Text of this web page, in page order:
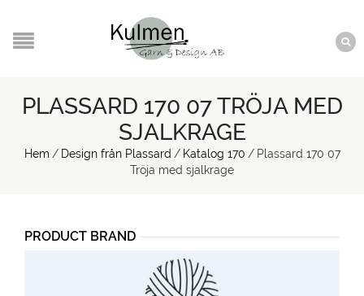
PLASSARD 170 07 TRÖJA MED
SJALKRAGE
Hem / Design från Plassard / Katalog 170 / Plassard 170 07
Tröja med sjalkrage
PRODUCT BRAND